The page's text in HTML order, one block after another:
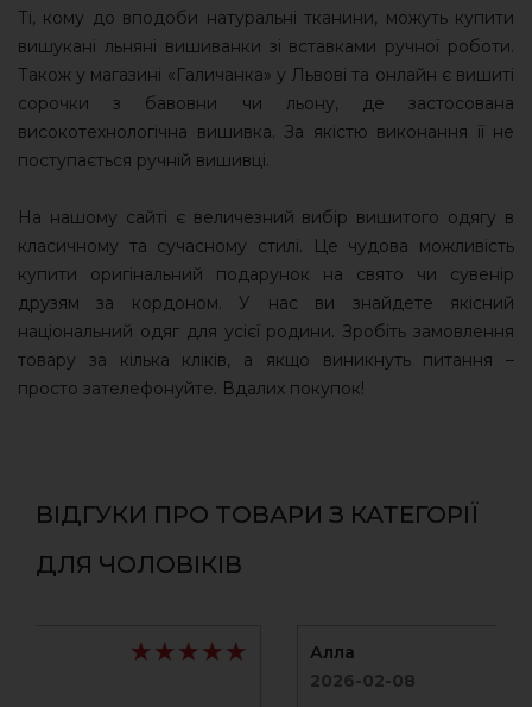
Ті, кому до вподоби натуральні тканини, можуть купити
вишукані льняні вишиванки зі вставками ручної роботи.
Також у магазині «Галичанка» у Львові та онлайн є вишиті
сорочки з бавовни чи льону, де застосована
високотехнологічна вишивка. За якістю виконання її не
поступається ручній вишивці.
На нашому сайті є величезний вибір вишитого одягу в
класичному та сучасному стилі. Це чудова можливість
купити оригінальний подарунок на свято чи сувенір
друзям за кордоном. У нас ви знайдете якісний
національний одяг для усієї родини. Зробіть замовлення
товару за кілька кліків, а якщо виникнуть питання –
просто зателефонуйте. Вдалих покупок!
ВІДГУКИ ПРО ТОВАРИ З КАТЕГОРІЇ
ДЛЯ ЧОЛОВІКІВ
Алла